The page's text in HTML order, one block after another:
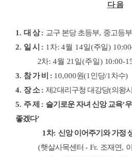
다 음
1. 대 상: 교구 본당 초등부, 중고등
2. 일 시 : 1 차: 4월 14일(주일)
2차: 4월 21 일(주일) 10:00-
3. 참 가 비 : 10,000원(1 인당/1 차수)
4. 장 소 : 제 2대리구청 대강당(의왕
5. 주 제 : 슬기로운 자녀 신앙 교육‘
좋겠다’
1 차: 신앙 이어주기와 가정
(햇살사목센터 - Fr. 조재연,